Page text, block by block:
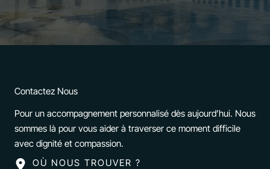
Contactez Nous
Pour un accompagnement personnalisé dès aujourd’hui. Nous
sommes là pour vous aider à traverser ce moment difficile
avec dignité et compassion.
OÙ NOUS TROUVER ?